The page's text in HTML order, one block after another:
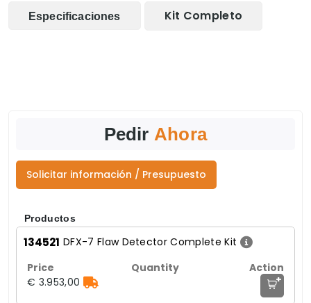
Especificaciones Kit Completo
Pedir Ahora
Solicitar información / Presupuesto
Productos
134521 DFX-7 Flaw Detector Complete Kit
€ 3.953,00 +